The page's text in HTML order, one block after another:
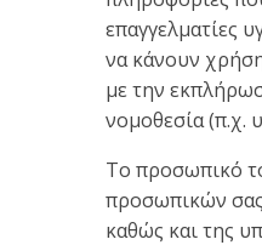
επαγγελματίες
να κάνουν
με την
νομοθεσία (π.χ.
Το προσωπικό
προσωπικών σας
καθώς και της